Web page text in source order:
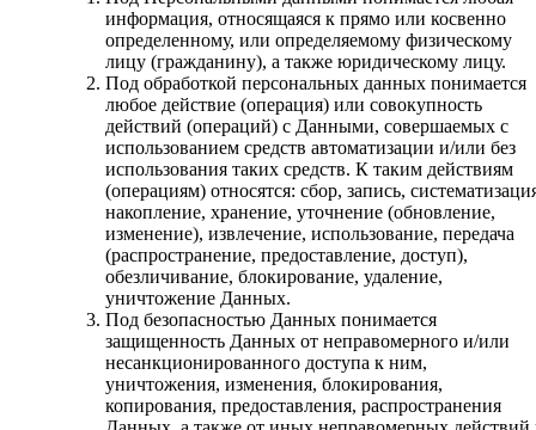
информация, относящаяся к прямо или косвенно
определенному, или определяемому физическому
лицу (гражданину), а также юридическому лицу.
Под обработкой персональных данных понимается
любое действие (операция) или совокупность
действий (операций) с Данными, совершаемых с
использованием средств автоматизации и/или без
использования таких средств. К таким действиям
(операциям) относятся: сбор, запись,
накопление, хранение, уточнение (обновление,
изменение), извлечение, использование, передача
(распространение, предоставление, доступ),
обезличивание, блокирование, удаление,
уничтожение Данных.
Под безопасностью Данных понимается
защищенность Данных от неправомерного и/или
несанкционированного доступа к ним,
уничтожения, изменения, блокирования,
копирования, предоставления, распространения